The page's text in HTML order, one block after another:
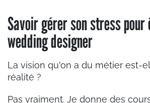
Savoir gérer son stress pour
wedding designer
La vision qu'on a du métier est-
réalité ?
Pas vraiment. Je donne des